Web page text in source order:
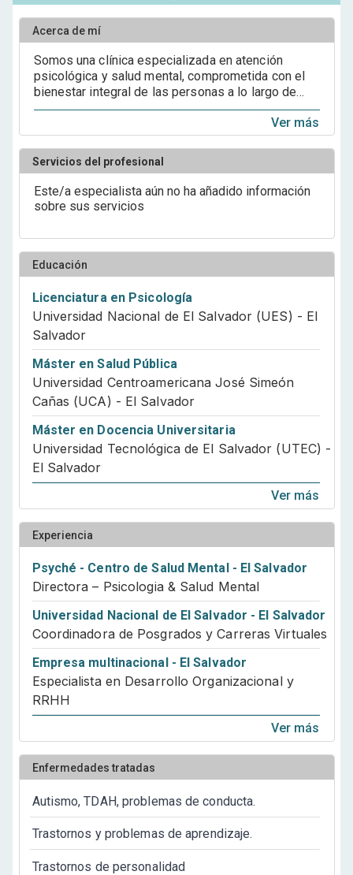
Acerca de mí
Somos una clínica especializada en atención
psicológica y salud mental, comprometida con el
bienestar integral de las personas a lo largo de
todas las etapas de la vida. Contamos con más de
22 años de experiencia profesional en psicología
clínica y 10 años de sólida trayectoria institucional,
lo que nos posiciona como un referente confiable
en el abordaje terapéutico. Nos destacamos por
ser expertos en evaluación psicológica,
diagnóstico clínico y tratamiento, ofreciendo
adultos y personas mayores, brindando un
acompañamiento profesional con sensibilidad y
respeto por cada historia de vida. Nuestro trabajo
se fundamenta en una sólida formación científica y
en un enfoque ético, humano y basado en
evidencia, garantizando procesos terapéuticos
efectivos y responsables. Además, contribuimos al
desarrollo del campo profesional mediante la
formación de futuros psicólogos a nivel
universitario, fortaleciendo estándares de calidad y
compromiso en la atención en salud mental. Confía
en profesionales con experiencia, compromiso y
vocación. Tu bienestar es nuestra prioridad.
Ver más
Servicios del profesional
Este/a especialista aún no ha añadido información
sobre sus servicios
Educación
Licenciatura en Psicología
Universidad Nacional de El Salvador (UES) - El
Salvador
Máster en Salud Pública
Universidad Centroamericana José Simeón
Cañas (UCA) - El Salvador
Máster en Docencia Universitaria
Universidad Tecnológica de El Salvador (UTEC) -
El Salvador
Ver más
Experiencia
Psyché - Centro de Salud Mental - El Salvador
Directora – Psicologia & Salud Mental
Universidad Nacional de El Salvador - El Salvador
Coordinadora de Posgrados y Carreras Virtuales
Empresa multinacional - El Salvador
Especialista en Desarrollo Organizacional y
RRHH
Ver más
Enfermedades tratadas
Autismo, TDAH, problemas de conducta.
Trastornos y problemas de aprendizaje.
Trastornos de personalidad